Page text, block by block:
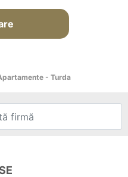
- Turda